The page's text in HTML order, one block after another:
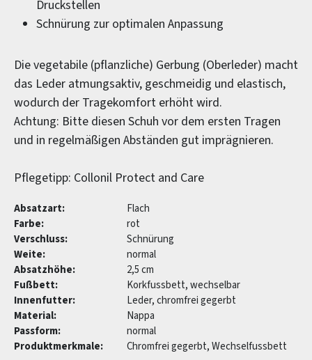
Druckstellen
Schnürung zur optimalen Anpassung
Die vegetabile (pflanzliche) Gerbung (Oberleder) macht
das Leder atmungsaktiv, geschmeidig und elastisch,
wodurch der Tragekomfort erhöht wird.
Achtung: Bitte diesen Schuh vor dem ersten Tragen
und in regelmäßigen Abständen gut imprägnieren.
Pflegetipp: Collonil Protect and Care
Absatzart:
Flach
Farbe:
rot
Verschluss:
Schnürung
Weite:
normal
Absatzhöhe:
2,5 cm
Fußbett:
Korkfussbett, wechselbar
Innenfutter:
Leder, chromfrei gegerbt
Material:
Nappa
Passform:
normal
Produktmerkmale:
Chromfrei gegerbt, Wechselfussbett